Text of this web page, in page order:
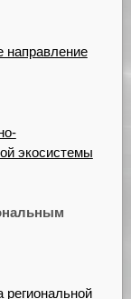
направление
экосистемы
региональной